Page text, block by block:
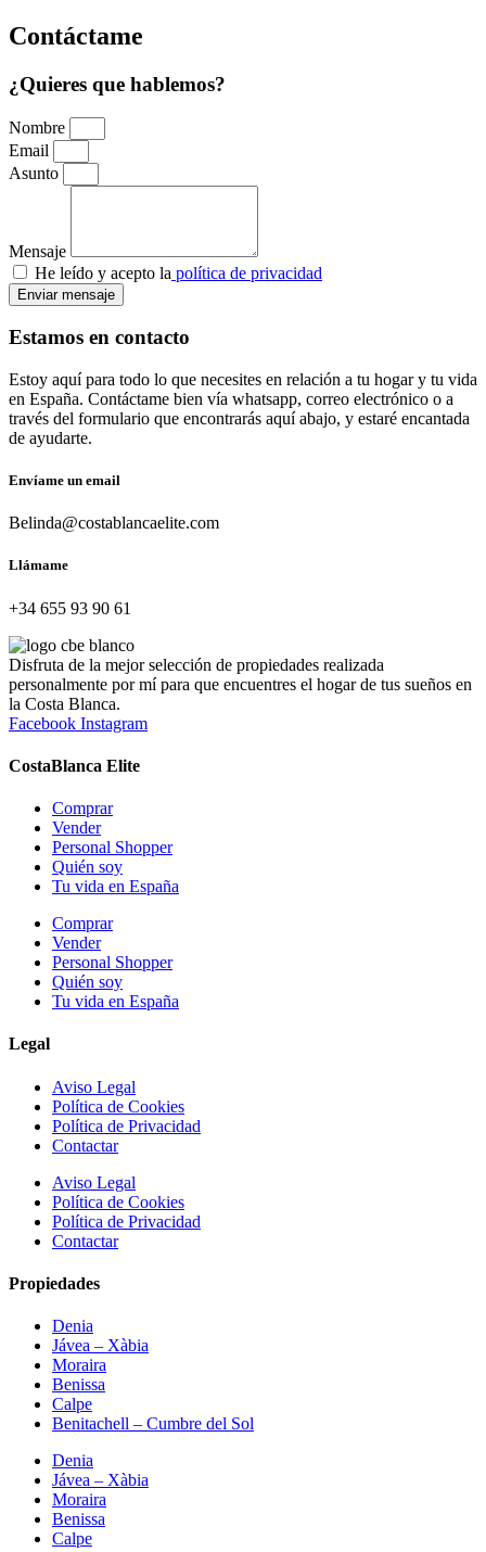
Contáctame
¿Quieres que hablemos?
Nombre
Email
Asunto
Mensaje
He leído y acepto la política de privacidad
Enviar mensaje
Estamos en contacto
Estoy aquí para todo lo que necesites en relación a tu hogar y tu vida
en España. Contáctame bien vía whatsapp, correo electrónico o a
través del formulario que encontrarás aquí abajo, y estaré encantada
de ayudarte.
Envíame un email
Belinda@costablancaelite.com
Llámame
+34 655 93 90 61​
Disfruta de la mejor selección de propiedades realizada
personalmente por mí para que encuentres el hogar de tus sueños en
la Costa Blanca.
Facebook Instagram
CostaBlanca Elite
Comprar
Vender
Personal Shopper
Quién soy
Tu vida en España
Comprar
Vender
Personal Shopper
Quién soy
Tu vida en España
Legal
Aviso Legal
Política de Cookies
Política de Privacidad
Contactar
Aviso Legal
Política de Cookies
Política de Privacidad
Contactar
Propiedades
Denia
Jávea – Xàbia
Moraira
Benissa
Calpe
Benitachell – Cumbre del Sol
Denia
Jávea – Xàbia
Moraira
Benissa
Calpe